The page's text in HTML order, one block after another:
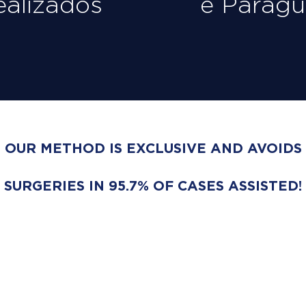
OUR METHOD IS EXCLUSIVE AND AVOIDS
SURGERIES IN 95.7% OF CASES ASSISTED!